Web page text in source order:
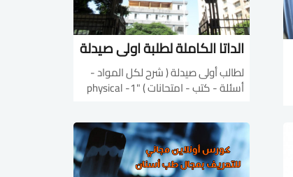
الداتا الكاملة لطلبة اولى صيدلة
لطالب أولى صيدلة ( شرح لكل المواد -
أسئلة - كتب - امتحانات ) "1- physical
http://bit.ly/2X8GZPK - books
http://bit.ly/2X6aXUU - Questions
&amp; revision
http://bit.ly/3odGH68 - ov...